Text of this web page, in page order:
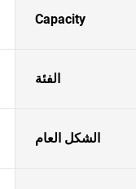
Capacity
الفئة
الشكل العام